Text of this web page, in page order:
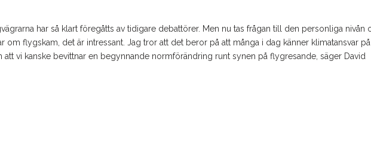
har så klart föregåtts av tidigare debattörer. Men nu tas frågan till den personliga nivån
om flygskam, det är intressant. Jag tror att det beror på att många i dag känner klimatansvar
att vi kanske bevittnar en begynnande normförändring runt synen på flygresande, säger David